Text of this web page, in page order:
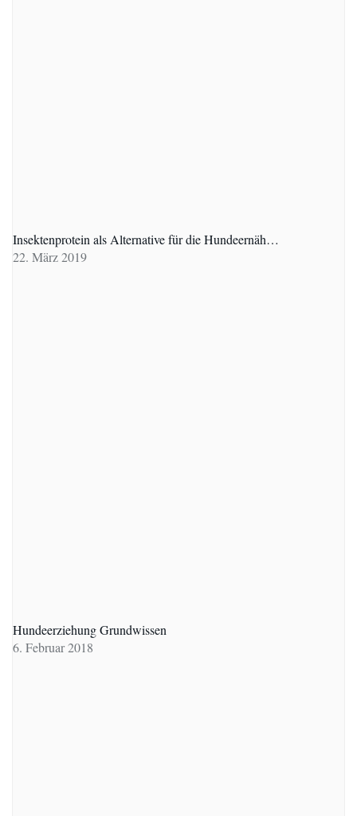
Insektenprotein als Alternative für die Hundeernäh…
22. März 2019
Hundeerziehung Grundwissen
6. Februar 2018